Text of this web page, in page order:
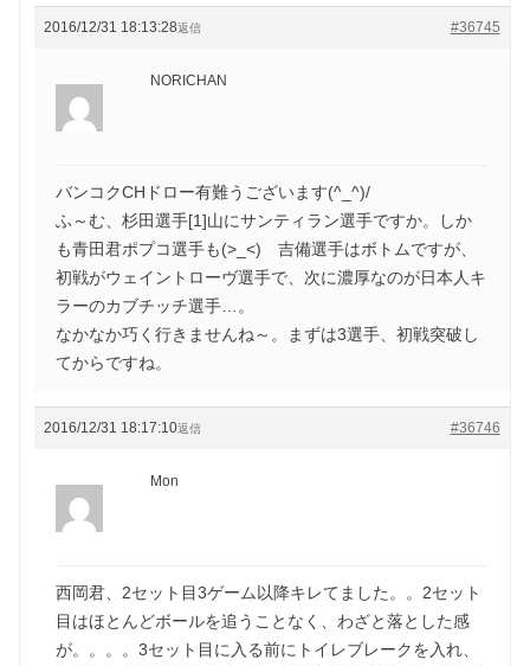
2016/12/31 18:13:28 #36745
返信
NORICHAN
バンコクCHドロー有難うございます(^_^)/
ふ～む、杉田選手[1]山にサンティラン選手ですか。しか
も青田君ポプコ選手も(>_<) 吉備選手はボトムですが、
初戦がウェイントローヴ選手で、次に濃厚なのが日本人キ
ラーのカブチッチ選手…。
なかなか巧く行きませんね～。まずは3選手、初戦突破し
てからですね。
2016/12/31 18:17:10 #36746
返信
Mon
西岡君、2セット目3ゲーム以降キレてました。。2セット
目はほとんどボールを追うことなく、わざと落とした感
が。。。。3セット目に入る前にトイレブレークを入れ、